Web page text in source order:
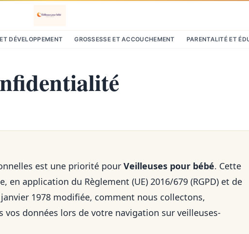
DÉVELOPPEMENT GROSSESSE ET ACCOUCHEMENT PARENTALITÉ ET
est une priorité pour Veilleuses pour bébé. Cette
application du Règlement (UE) 2016/679 (RGPD) et de
1978 modifiée, comment nous collectons,
données lors de votre navigation sur veilleuses-